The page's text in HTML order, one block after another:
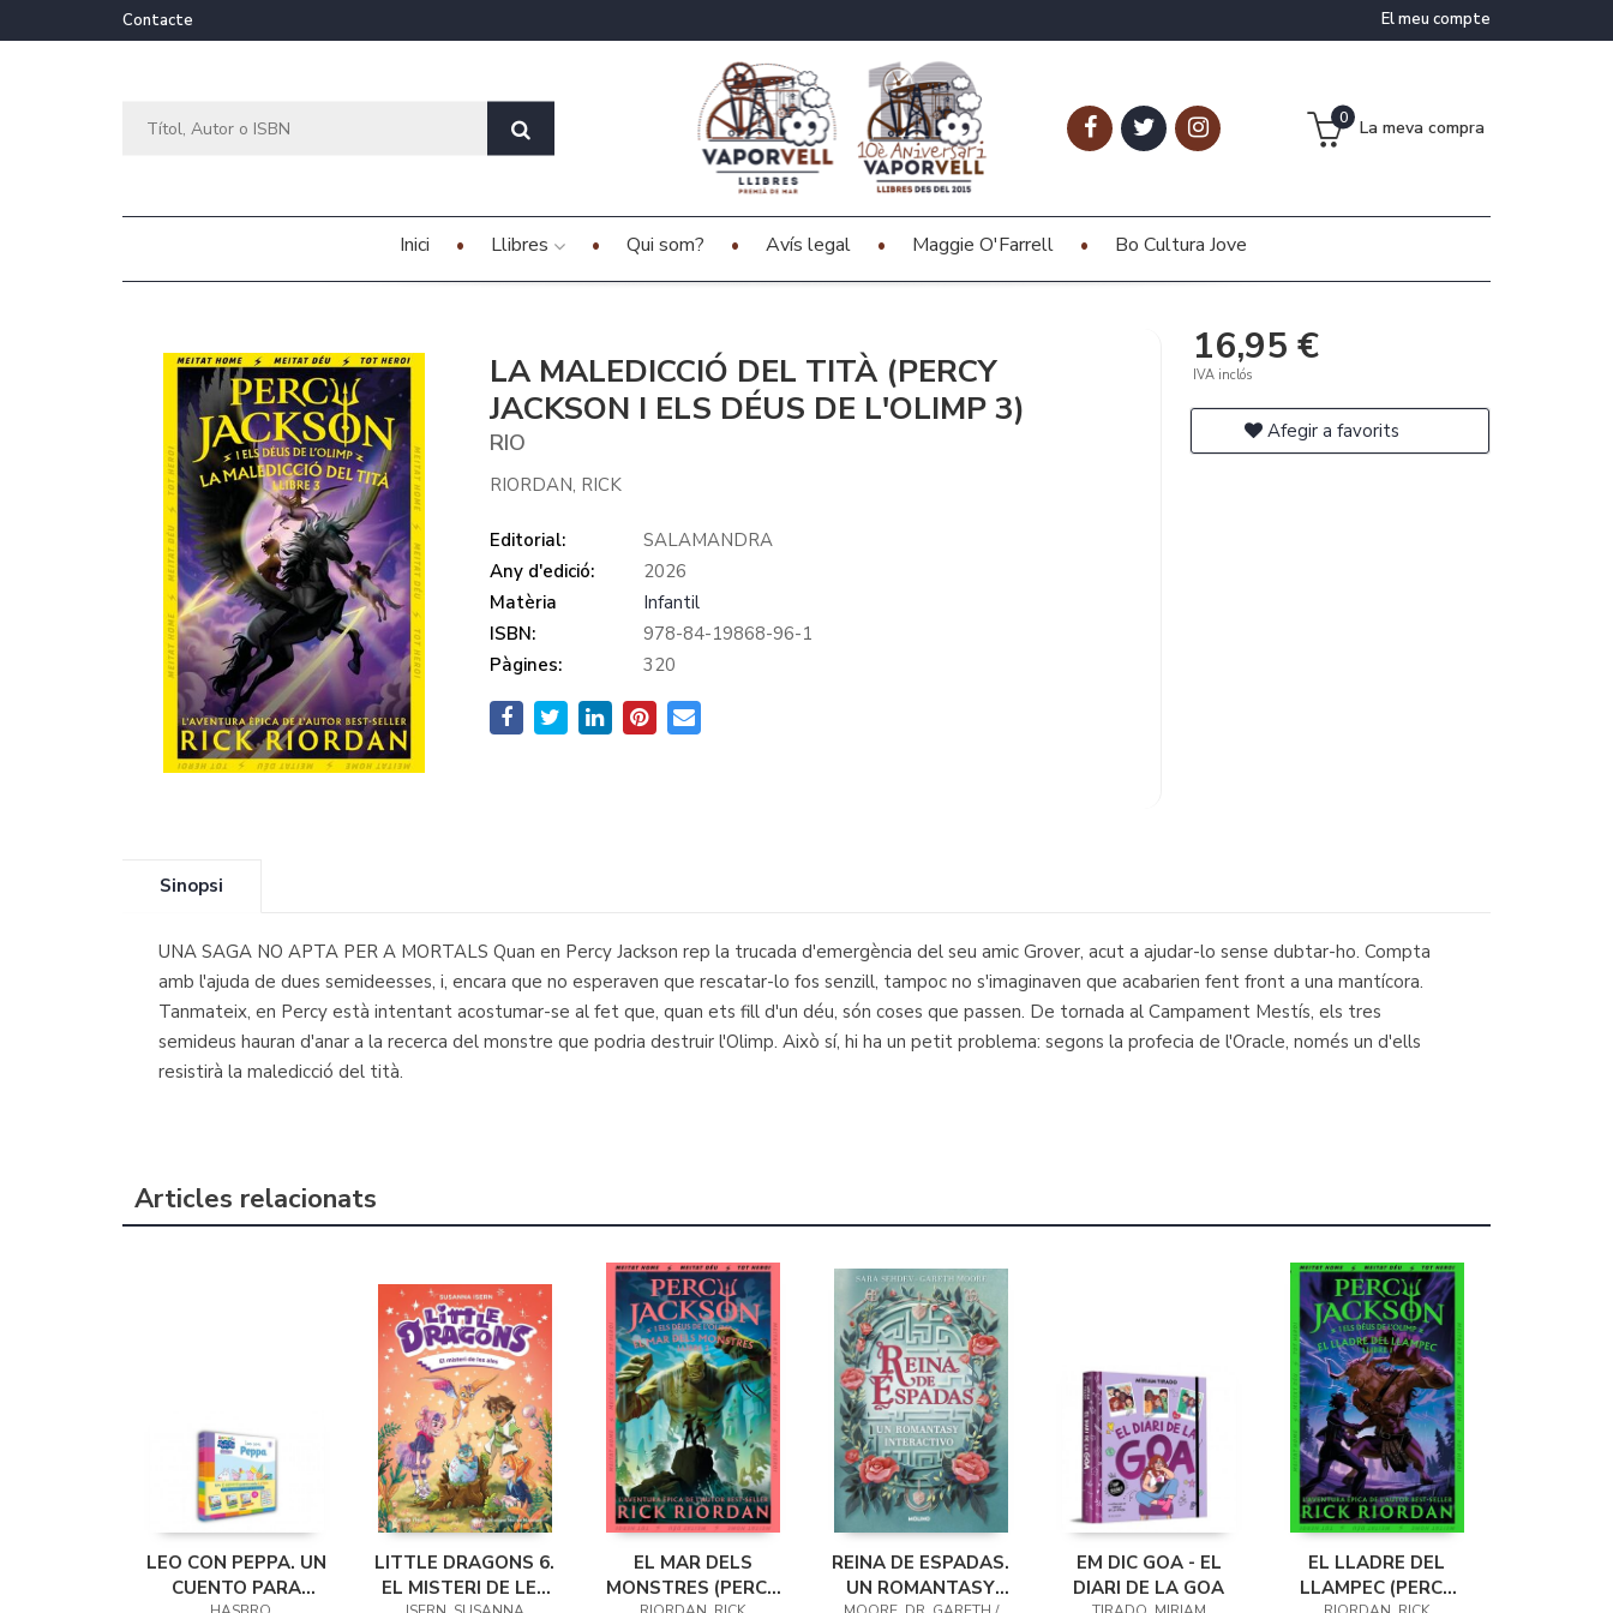
El meu compte
Contacte
La meva compra
0
Inici Llibres Qui som? Avís legal Maggie O'Farrell Bo Cultura Jove
LA MALEDICCIÓ DEL TITÀ (PERCY
JACKSON I ELS DÉUS DE L'OLIMP 3)
RIO
RIORDAN, RICK
Editorial:
SALAMANDRA
Any d'edició:
2026
Matèria
Infantil
ISBN:
978-84-19868-96-1
Pàgines:
320
16,95 €
IVA inclós
Afegir a favorits
Sinopsi
UNA SAGA NO APTA PER A MORTALS Quan en Percy Jackson rep la trucada d'emergència del seu amic Grover, acut a ajudar-lo sense dubtar-ho. Compta
amb l'ajuda de dues semideesses, i, encara que no esperaven que rescatar-lo fos senzill, tampoc no s'imaginaven que acabarien fent front a una mantícora.
Tanmateix, en Percy està intentant acostumar-se al fet que, quan ets fill d'un déu, són coses que passen. De tornada al Campament Mestís, els tres
semideus hauran d'anar a la recerca del monstre que podria destruir l'Olimp. Això sí, hi ha un petit problema: segons la profecia de l'Oracle, només un d'ells
resistirà la maledicció del tità.
Articles relacionats
LEO CON PEPPA. UN
CUENTO PARA
LITTLE DRAGONS 6.
EL MISTERI DE LES
EL MAR DELS
MONSTRES (PERCY
REINA DE ESPADAS.
UN ROMANTASY
EM DIC GOA - EL
DIARI DE LA GOA
EL LLADRE DEL
LLAMPEC (PERCY